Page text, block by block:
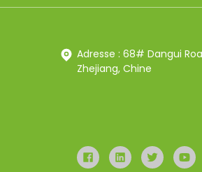
Adresse : 68# Dangui
Zhejiang, Chine